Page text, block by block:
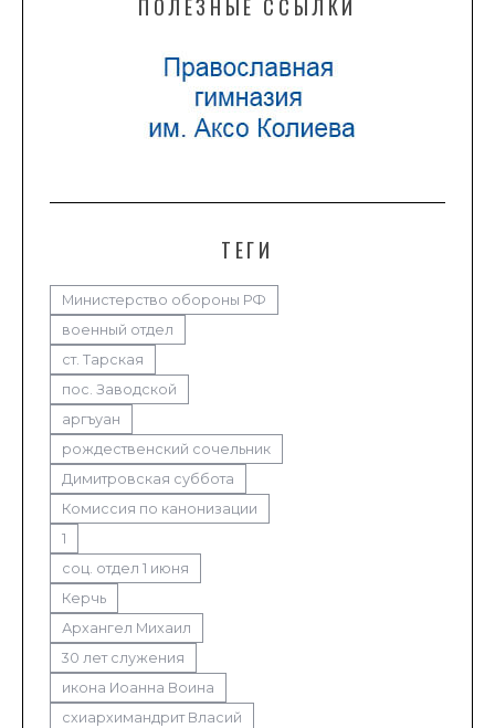
ПОЛЕЗНЫЕ ССЫЛКИ
ТЕГИ
Министерство обороны РФ
военный отдел
ст. Тарская
пос. Заводской
аргъуан
рождественский сочельник
Димитровская суббота
Комиссия по канонизации
1
соц. отдел 1 июня
Керчь
Архангел Михаил
30 лет служения
икона Иоанна Воина
схиархимандрит Власий